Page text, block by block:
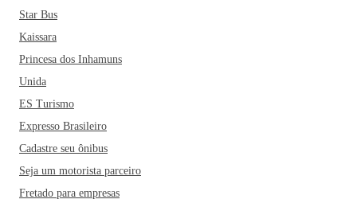
Star Bus
Kaissara
Princesa dos Inhamuns
Unida
ES Turismo
Expresso Brasileiro
Cadastre seu ônibus
Seja um motorista parceiro
Fretado para empresas